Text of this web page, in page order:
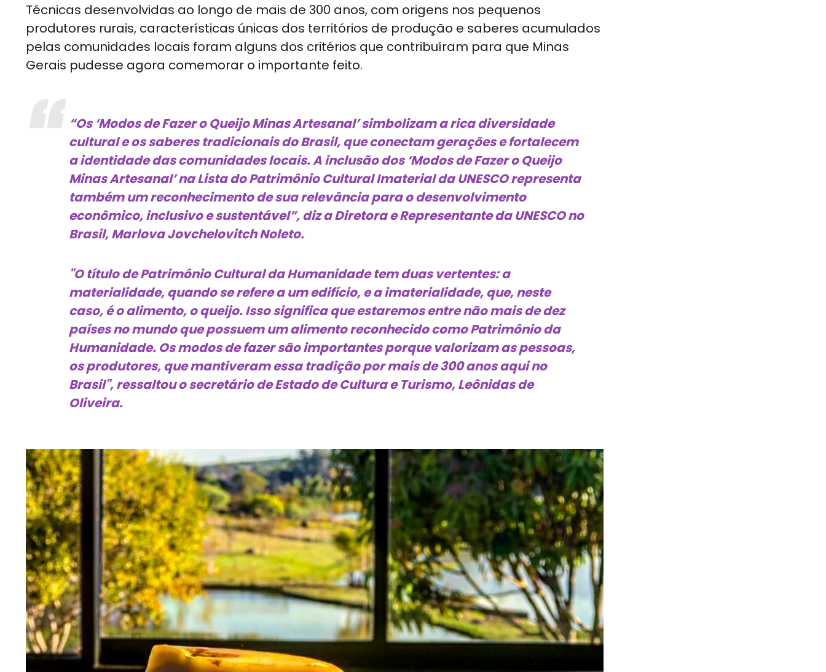
Técnicas desenvolvidas ao longo de mais de 300 anos, com origens nos pequenos
produtores rurais, características únicas dos territórios de produção e saberes acumulados
pelas comunidades locais foram alguns dos critérios que contribuíram para que Minas
Gerais pudesse agora comemorar o importante feito.
“Os ‘Modos de Fazer o Queijo Minas Artesanal’ simbolizam a rica diversidade
cultural e os saberes tradicionais do Brasil, que conectam gerações e fortalecem
a identidade das comunidades locais. A inclusão dos ‘Modos de Fazer o Queijo
Minas Artesanal’ na Lista do Patrimônio Cultural Imaterial da UNESCO representa
também um reconhecimento de sua relevância para o desenvolvimento
econômico, inclusivo e sustentável”, diz a Diretora e Representante da UNESCO no
Brasil, Marlova Jovchelovitch Noleto.
"O título de Patrimônio Cultural da Humanidade tem duas vertentes: a
materialidade, quando se refere a um edifício, e a imaterialidade, que, neste
caso, é o alimento, o queijo. Isso significa que estaremos entre não mais de dez
países no mundo que possuem um alimento reconhecido como Patrimônio da
Humanidade. Os modos de fazer são importantes porque valorizam as pessoas,
os produtores, que mantiveram essa tradição por mais de 300 anos aqui no
Brasil", ressaltou o secretário de Estado de Cultura e Turismo, Leônidas de
Oliveira.